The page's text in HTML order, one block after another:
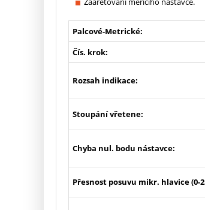
Palcové-Metrické:
Čís. krok:
Rozsah indikace:
Stoupání vřetene:
Chyba nul. bodu nástavce:
Přesnost posuvu mikr. hlavice (0-